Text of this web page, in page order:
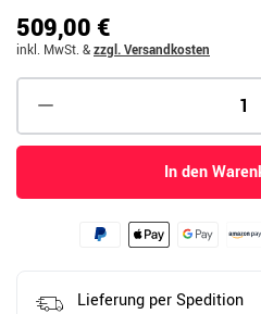
509,00 €
inkl. MwSt. &zzgl. Versandkosten
In den
Lieferung per Spedition